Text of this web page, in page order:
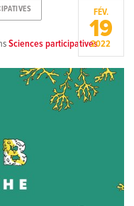
Sciences participatives
FÉV.
19
2022